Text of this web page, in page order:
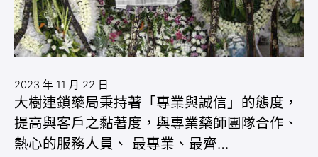
2023 年 11 月 22 日
大樹連鎖藥局秉持著「專業與誠信」的態度，
提高與客戶之黏著度，與專業藥師團隊合作、
熱心的服務人員、 最專業、最齊…